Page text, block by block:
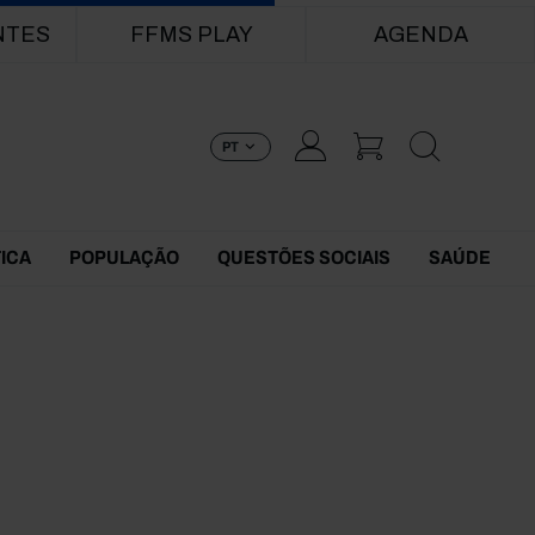
FFMS PLAY AGENDA
PT
POPULAÇÃO QUESTÕES SOCIAIS SAÚDE